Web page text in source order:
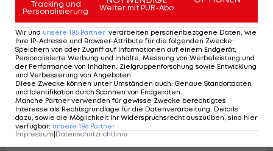
Tracking und
Personalisierung
Weiter mit PUR-Abo
Wir und unsere 186 Partner verarbeiten personenbezogene Daten, wie
Ihre IP-Adresse und Browser-Attribute für die folgenden Zwecke:
Speichern von oder Zugriff auf Informationen auf einem Endgerät;
Personalisierte Werbung und Inhalte, Messung von Werbeleistung und
der Performance von Inhalten, Zielgruppenforschung sowie Entwicklung
und Verbesserung von Angeboten.
Diese Zwecke können unter Umständen auch: Genaue Standortdaten
und Identifikation durch Scannen von Endgeräten.
Manche Partner verwenden für gewisse Zwecke berechtigtes
Interesse als Rechtsgrundlage für die Datenverarbeitung. Details
dazu, sowie die Möglichkeit Ihr Widerspruchsrecht auszuüben, sind hier
verfügbar: unsere 186 Partner
Impressum Datenschutzrichtlinie